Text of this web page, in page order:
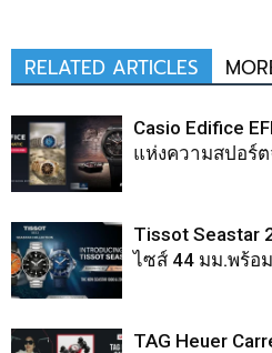
RELATED ARTICLES
Casio Edifice
แห่งความสปอร์ต
Tissot Seastar
ไซส์ 44 มม.พร้อ
TAG Heuer